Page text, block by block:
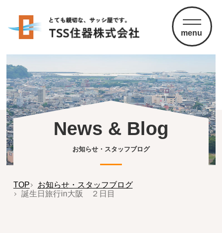
menu
News & Blog
お知らせ・スタッフブログ
TOP
お知らせ・スタッフブログ
誕生日旅行in大阪 ２日目